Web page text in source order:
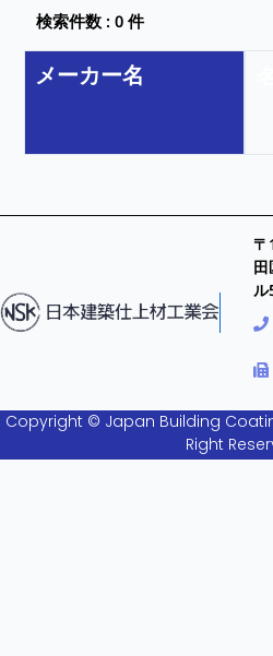
検索件数 : 0 件
メーカー名
ル
Copyright © Japan Building
Right